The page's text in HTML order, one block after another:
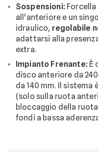
Sospensioni:Forcella
all'anteriore e un
idraulico, regolabile
adattarsi alla
extra.
Impianto Frenante:È
disco anteriore da
da 140 mm. Il
(solo sulla ruota
bloccaggio della
fondi a bassa